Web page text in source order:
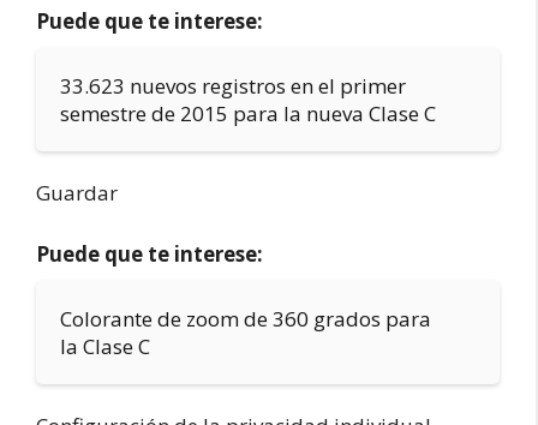
Puede que te interese:
33.623 nuevos registros en el primer
semestre de 2015 para la nueva Clase C
Guardar
Puede que te interese:
Colorante de zoom de 360 grados para
la Clase C